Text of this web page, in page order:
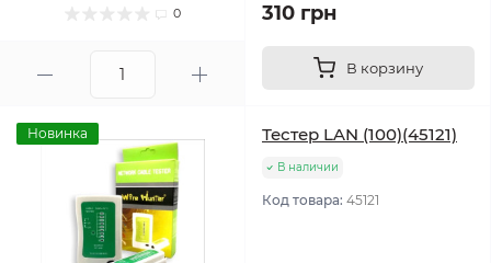
0 310 грн
В корзину
Новинка Тестер LAN (100)(45121)
В наличии
Код товара: 45121